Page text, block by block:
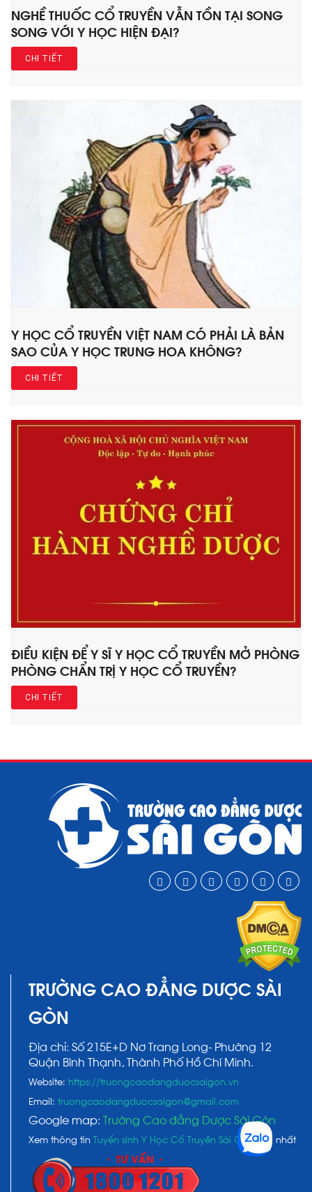
NGHỀ THUỐC CỔ TRUYỀN VẪN TỒN TẠI SONG
SONG VỚI Y HỌC HIỆN ĐẠI?
CHI TIẾT
Y HỌC CỔ TRUYỀN VIỆT NAM CÓ PHẢI LÀ BẢN
SAO CỦA Y HỌC TRUNG HOA KHÔNG?
CHI TIẾT
ĐIỀU KIỆN ĐỂ Y SĨ Y HỌC CỔ TRUYỀN MỞ PHÒNG
PHÒNG CHẨN TRỊ Y HỌC CỔ TRUYỀN?
CHI TIẾT
TRƯỜNG CAO ĐẲNG DƯỢC SÀI
GÒN
Địa chỉ: Số 215E+D Nơ Trang Long- Phường 12
Quận Bình Thạnh, Thành Phố Hồ Chí Minh.
Website: https://truongcaodangduocsaigon.vn
Email: truongcaodangduocsaigon@gmail.com
Google map: Trường Cao đẳng Dược Sài Gòn
Xem thông tin Tuyển sinh Y Học Cổ Truyền Sài Gònmới nhất